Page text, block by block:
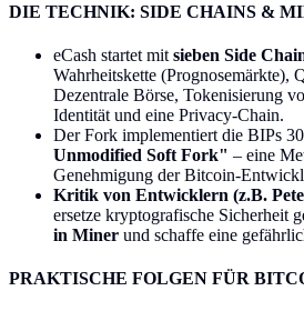
DIE TECHNIK: SIDE CHAINS &
eCash startet mit sieben Side
Wahrheitskette (Prognosemärkte),
Dezentrale Börse, Tokenisierung
Identität und eine Privacy-Chain.
Der Fork implementiert die BIPs
Unmodified Soft Fork" – eine
Genehmigung der Bitcoin-
Kritik von Entwicklern (z.B.
ersetze kryptografische Sicherheit
in Miner und schaffe eine
PRAKTISCHE FOLGEN FÜR